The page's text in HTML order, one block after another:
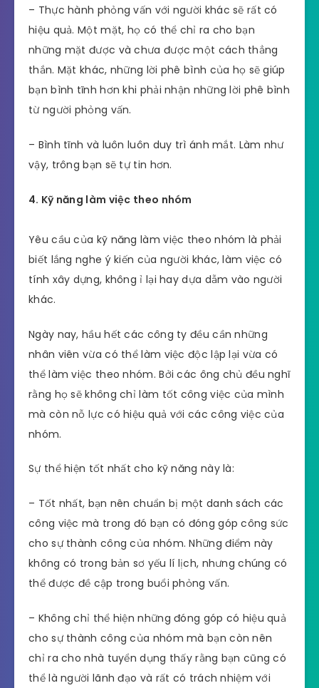
– Thực hành phỏng vấn với người khác sẽ rất có
hiệu quả. Một mặt, họ có thể chỉ ra cho bạn
những mặt được và chưa được một cách thẳng
thắn. Mặt khác, những lời phê bình của họ sẽ giúp
bạn bình tĩnh hơn khi phải nhận những lời phê bình
từ người phỏng vấn.
– Bình tĩnh và luôn luôn duy trì ánh mắt. Làm như
vậy, trông bạn sẽ tự tin hơn.
4. Kỹ năng làm việc theo nhóm
Yêu cầu của kỹ năng làm việc theo nhóm là phải
biết lắng nghe ý kiến của người khác, làm việc có
tính xây dựng, không ỉ lại hay dựa dẫm vào người
khác.
Ngày nay, hầu hết các công ty đều cần những
nhân viên vừa có thể làm việc độc lập lại vừa có
thể làm việc theo nhóm. Bởi các ông chủ đều nghĩ
rằng họ sẽ không chỉ làm tốt công việc của mình
mà còn nỗ lực có hiệu quả với các công việc của
nhóm.
Sự thể hiện tốt nhất cho kỹ năng này là:
– Tốt nhất, bạn nên chuẩn bị một danh sách các
công việc mà trong đó bạn có đóng góp công sức
cho sự thành công của nhóm. Những điểm này
không có trong bản sơ yếu lí lịch, nhưng chúng có
thể được đề cập trong buổi phỏng vấn.
– Không chỉ thể hiện những đóng góp có hiệu quả
cho sự thành công của nhóm mà bạn còn nên
chỉ ra cho nhà tuyển dụng thấy rằng bạn cũng có
thể là người lãnh đạo và rất có trách nhiệm với